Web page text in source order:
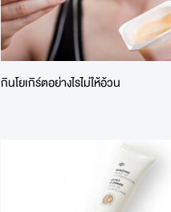
กินโยเกิร์ตอย่างไรไม่ให้อ้วน